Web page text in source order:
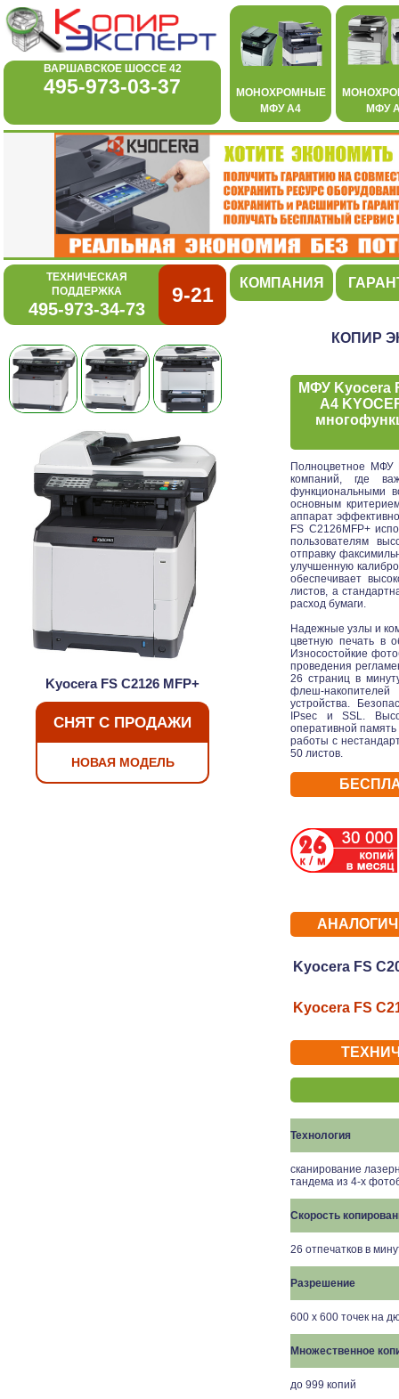
ВАРШАВСКОЕ ШОССЕ 42
495-973-03-37
МОНОХРОМНЫЕ
МФУ А4
МФУ
ТЕХНИЧЕСКАЯ
ПОДДЕРЖКА
495-973-34-73
9-21
КОМПАНИЯ
Kyocera FS C2126 MFP+
СНЯТ С ПРОДАЖИ
НОВАЯ МОДЕЛЬ
КОПИР
МФУ Kyocera
А4
Полноцветное МФУ
компаний, где
функциональными
основным
аппарат
FS C2126MFP+
пользователям
отправку
улучшенную
обеспечивает
листов, а
расход бумаги.
Надежные узлы и
цветную печать в
Износостойкие
проведения
26 страниц в
флеш-
устройства.
IPsec и SSL.
оперативной
работы с
50 листов.
Kyocera FS
Kyocera FS
Технология
сканирование
тандема из 4-х
Скорость
26 отпечатков в
Разрешение
600 х 600 точек на
Множественное
до 999 копий